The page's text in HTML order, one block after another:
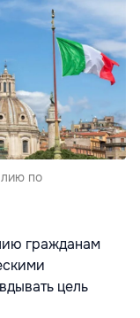
по
гражданам
цель